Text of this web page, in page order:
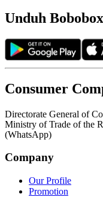
Unduh
Consumer
Directorate General of
Ministry of Trade of the
(WhatsApp)
Company
Our Profile
Promotion